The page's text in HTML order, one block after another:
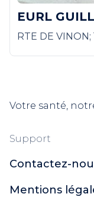
EURL
RTE DE
Votre santé,
Support
Contactez-
Mentions